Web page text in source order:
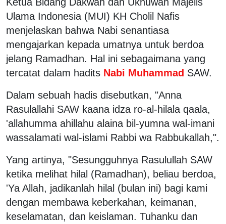
Ulama Indonesia (MUI) KH Cholil Nafis
menjelaskan bahwa Nabi senantiasa
mengajarkan kepada umatnya untuk berdoa
jelang Ramadhan. Hal ini sebagaimana yang
tercatat dalam hadits Nabi Muhammad SAW.
Dalam sebuah hadis disebutkan, "Anna
Rasulallahi SAW kaana idza ro-al-hilala qaala,
'allahumma ahillahu alaina bil-yumna wal-imani
wassalamati wal-islami Rabbi wa Rabbukallah,".
Yang artinya, "Sesungguhnya Rasulullah SAW
ketika melihat hilal (Ramadhan), beliau berdoa,
'Ya Allah, jadikanlah hilal (bulan ini) bagi kami
dengan membawa keberkahan, keimanan,
keselamatan, dan keislaman. Tuhanku dan